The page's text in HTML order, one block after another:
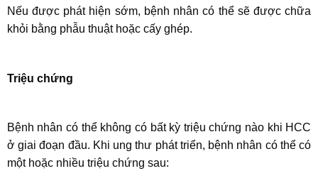
Nếu được phát hiện sớm, bệnh nhân có thể sẽ được chữa
khỏi bằng phẫu thuật hoặc cấy ghép.
Triệu chứng
Bệnh nhân có thể không có bất kỳ triệu chứng nào khi HCC
ở giai đoạn đầu. Khi ung thư phát triển, bệnh nhân có thể có
một hoặc nhiều triệu chứng sau: